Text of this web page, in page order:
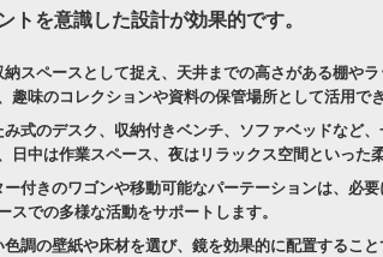
トを意識した設計が効果的です。
スペースとして捉え、天井までの高さがある棚や
趣味のコレクションや資料の保管場所として活用でき
み式のデスク、収納付きベンチ、ソファベッドなど
日中は作業スペース、夜はリラックス空間といった
ー付きのワゴンや移動可能なパーテーションは、必
スでの多様な活動をサポートします。
色調の壁紙や床材を選び、鏡を効果的に配置するこ